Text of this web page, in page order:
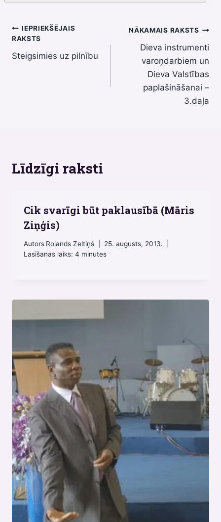
Ziņu
izvēlne
IEPRIEKŠĒJAIS
RAKSTS
Steigsimies uz pilnību
NĀKAMAIS RAKSTS
Dieva instrumenti
varoņdarbiem un
Dieva Valstības
paplašināšanai –
3.daļa
Līdzīgi raksti
Cik svarīgi būt paklausībā (Māris
Ziņģis)
Autors Rolands Zeltiņš
25. augusts, 2013.
Lasīšanas laiks: 4 minutes